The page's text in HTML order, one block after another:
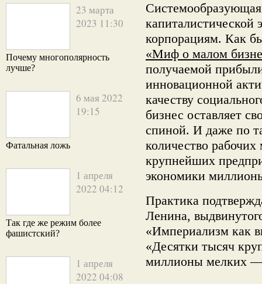
23 марта
2023 11:30
Почему многополярность
лучше?
6 мая 2022
19:15
Фатальная ложь
1 апреля
2022 04:12
Так где же режим более
фашистский?
1 апреля
2022 04:08
корпорациям. Как
«Миф о малом
получаемой
инновационной
качеству
бизнес оставляет
спиной. И даже по
количество рабочих
крупнейших
экономики
Практика
Ленина,
«Империализм как
«Десятки тысяч
миллионы мелких